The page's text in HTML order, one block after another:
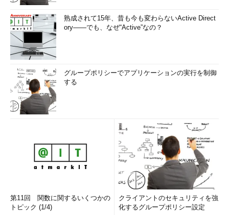
熟成されて15年、昔も今も変わらないActive Direct
ory――でも、なぜ“Active”なの？
グループポリシーでアプリケーションの実行を制御
する
第11回 関数に関するいくつかの
トピック (1/4)
クライアントのセキュリティを強
化するグループポリシー設定